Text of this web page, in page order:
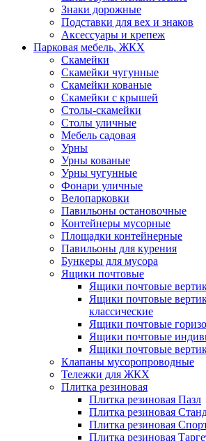
Знаки дорожные
Подставки для вех и знаков
Аксессуары и крепеж
Парковая мебель, ЖКХ
Скамейки
Скамейки чугунные
Скамейки кованые
Скамейки с крышей
Столы-скамейки
Столы уличные
Мебель садовая
Урны
Урны кованые
Урны чугунные
Фонари уличные
Велопарковки
Павильоны остановочные
Контейнеры мусорные
Площадки контейнерные
Павильоны для курения
Бункеры для мусора
Ящики почтовые
Ящики почтовые
Ящики почтовые
классические
Ящики почтовые
Ящики почтовые
Ящики почтовые
Клапаны мусоропроводные
Тележки для ЖКХ
Плитка резиновая
Плитка резиновая Пазл
Плитка резиновая
Плитка резиновая
Плитка резиновая